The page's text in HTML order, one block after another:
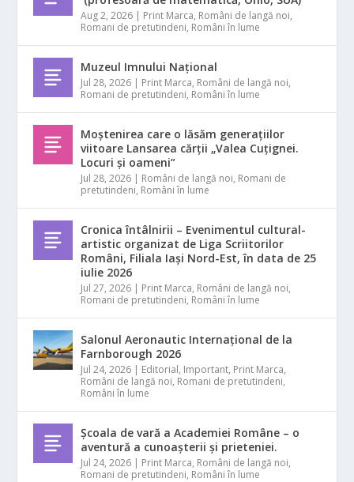
Aug 2, 2026 | Print Marca, Români de langă noi,
Romani de pretutindeni, Români în lume
Muzeul Imnului Național
Jul 28, 2026 | Print Marca, Români de langă noi,
Romani de pretutindeni, Români în lume
Moștenirea care o lăsăm generațiilor
viitoare Lansarea cărții „Valea Cuțignei.
Locuri și oameni”
Jul 28, 2026 | Români de langă noi, Romani de
pretutindeni, Români în lume
Cronica întâlnirii – Evenimentul cultural-
artistic organizat de Liga Scriitorilor
Români, Filiala Iași Nord-Est, în data de 25
iulie 2026
Jul 27, 2026 | Print Marca, Români de langă noi,
Romani de pretutindeni, Români în lume
Salonul Aeronautic Internațional de la
Farnborough 2026
Jul 24, 2026 | Editorial, Important, Print Marca,
Români de langă noi, Romani de pretutindeni,
Români în lume
Școala de vară a Academiei Române – o
aventură a cunoașterii și prieteniei.
Jul 24, 2026 | Print Marca, Români de langă noi,
Romani de pretutindeni, Români în lume